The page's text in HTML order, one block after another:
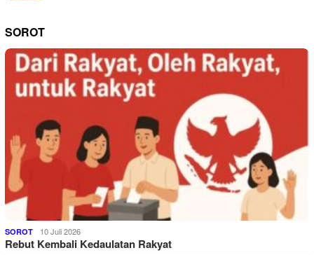
SOROT
SOROT 10 Juli 2026
Rebut Kembali Kedaulatan Rakyat